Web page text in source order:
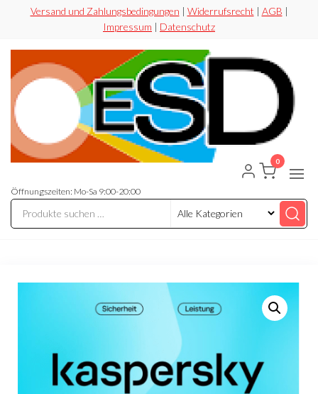
springen
Versand und Zahlungsbedingungen | Widerrufsrecht | AGB |
Impressum | Datenschutz
Handel
Preiswert
Öffnungszeiten: Mo-Sa 9:00-20:00
0